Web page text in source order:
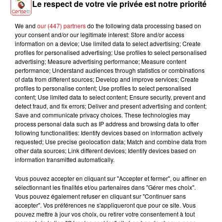
JAIN
The Fool
THE WEEKND
Save Your Tears
JULIEN LIEB FEAT. OTTA
Dis-Moi Où
L'HOROSCOPE
Bélier Taureau Gémeaux
Le respect de votre vie privée est notre priorité
We and our (447) partnersdo the following data processing based on
your consent and/or our legitimate interest: Store and/or access
information on a device; Use limited data to select advertising; Create
profiles for personalised advertising; Use profiles to select personalised
advertising; Measure advertising performance; Measure content
performance; Understand audiences through statistics or combinations
of data from different sources; Develop and improve services; Create
profiles to personalise content; Use profiles to select personalised
content; Use limited data to select content; Ensure security, prevent and
detect fraud, and fix errors; Deliver and present advertising and content;
Save and communicate privacy choices. These technologies may
process personal data such as IP address and browsing data to offer
following functionalities: Identify devices based on information actively
requested; Use precise geolocation data; Match and combine data from
other data sources; Link different devices; Identify devices based on
information transmitted automatically.
Vous pouvez accepter en cliquant sur "Accepter et fermer", ou affiner en
sélectionnant les finalités et/ou partenaires dans "Gérer mes choix".
Vous pouvez également refuser en cliquant sur "Continuer sans
accepter". Vos préférences ne s'appliqueront que pour ce site. Vous
pouvez mettre à jour vos choix, ou retirer votre consentement à tout